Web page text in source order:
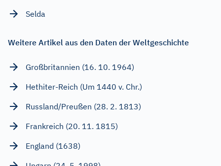
Selda
Weitere Artikel aus den Daten der Weltgeschichte
Großbritannien (16. 10. 1964)
Hethiter-Reich (Um 1440 v. Chr.)
Russland/Preußen (28. 2. 1813)
Frankreich (20. 11. 1815)
England (1638)